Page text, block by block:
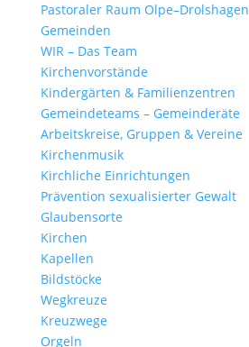
Pasto­raler Raum Olpe–Drolshagen
Gemeinden
WIR – Das Team
Kirchen­vor­stände
Kinder­gärten & Familienzentren
Gemein­de­teams – Gemeinderäte
Arbeits­kreise, Gruppen & Vereine
Kirchen­musik
Kirch­liche Einrichtungen
Präven­tion sexua­li­sierter Gewalt
Glau­ben­s­orte
Kirchen
Kapellen
Bild­stöcke
Wegkreuze
Kreuz­wege
Orgeln